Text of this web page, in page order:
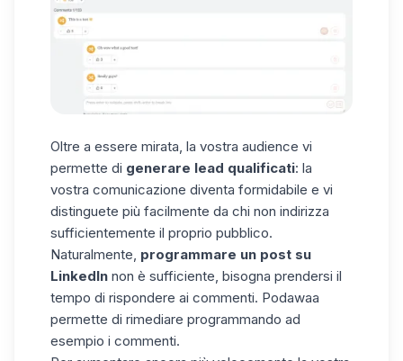
Oltre a essere mirata, la vostra audience vi
permette di generare lead qualificati: la
vostra comunicazione diventa formidabile e vi
distinguete più facilmente da chi non indirizza
sufficientemente il proprio pubblico.
Naturalmente, programmare un post su
LinkedIn non è sufficiente, bisogna prendersi il
tempo di rispondere ai commenti. Podawaa
permette di rimediare programmando ad
esempio i commenti.